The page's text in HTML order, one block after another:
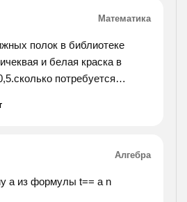
Математика
полок в библиотеке
и белая краска в
потребуется
Алгебра
а из формулы t== a n